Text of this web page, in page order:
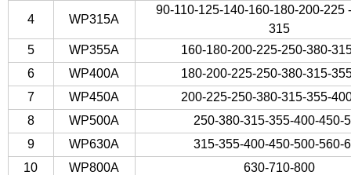
4 WP315A
90-110-125-140-160-180-200-225
315
5
WP355A
160-180-200-225-250-380-
6
WP400A
180-200-225-250-380-315-
7
WP450A
200-225-250-380-315-355-
8
WP500A
250-380-315-355-400-450-
9
WP630A
315-355-400-450-500-560-
10
WP800A
630-710-800